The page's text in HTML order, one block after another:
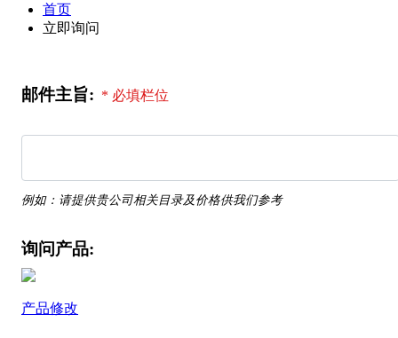
首页
立即询问
邮件主旨: * 必填栏位
例如：请提供贵公司相关目录及价格供我们参考
询问产品:
产品修改